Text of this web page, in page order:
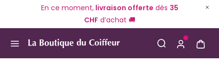
En ce moment,livraison offerte dès 35
CHF d’achat 🚚